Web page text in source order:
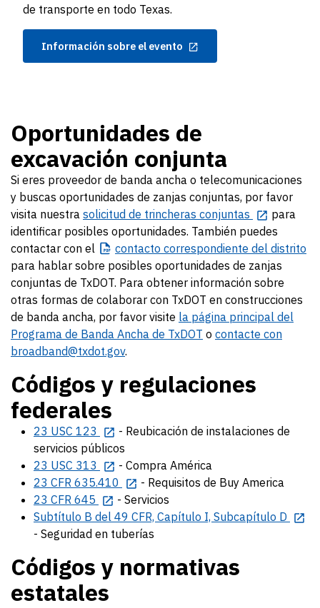
de transporte en todo Texas.
Información sobre el evento
Oportunidades de
excavación conjunta
Si eres proveedor de banda ancha o telecomunicaciones
y buscas oportunidades de zanjas conjuntas, por favor
visita nuestra solicitud de trincheras conjuntas
para
identificar posibles oportunidades. También puedes
contactar con el
contacto correspondiente del distrito
para hablar sobre posibles oportunidades de zanjas
conjuntas de TxDOT. Para obtener información sobre
otras formas de colaborar con TxDOT en construcciones
de banda ancha, por favor visite la página principal del
Programa de Banda Ancha de TxDOT o contacte con
broadband@txdot.gov.
Códigos y regulaciones
federales
23 USC 123
- Reubicación de instalaciones de
servicios públicos
23 USC 313
- Compra América
23 CFR 635.410
- Requisitos de Buy America
23 CFR 645
- Servicios
Subtítulo B del 49 CFR, Capítulo I, Subcapítulo D
- Seguridad en tuberías
Códigos y normativas
estatales